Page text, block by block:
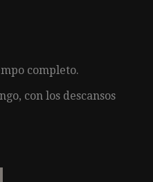
completo.
con los descansos